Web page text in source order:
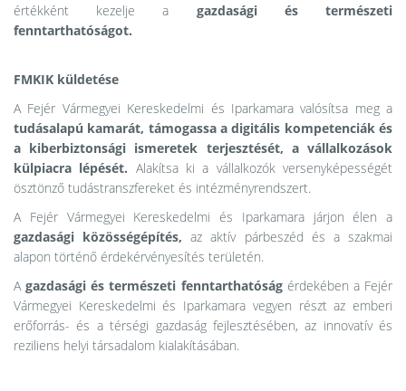
értékként kezelje a gazdasági és természeti
fenntarthatóságot.
FMKIK küldetése
A Fejér Vármegyei Kereskedelmi és Iparkamara valósítsa meg a
tudásalapú kamarát, támogassa a digitális kompetenciák és
a kiberbiztonsági ismeretek terjesztését, a vállalkozások
külpiacra lépését. Alakítsa ki a vállalkozók versenyképességét
ösztönző tudástranszfereket és intézményrendszert.
A Fejér Vármegyei Kereskedelmi és Iparkamara járjon élen a
gazdasági közösségépítés,az aktív párbeszéd és a szakmai
alapon történő érdekérvényesítés területén.
Agazdasági és természeti fenntarthatóságérdekében a Fejér
Vármegyei Kereskedelmi és Iparkamara vegyen részt az emberi
erőforrás- és a térségi gazdaság fejlesztésében, az innovatív és
reziliens helyi társadalom kialakításában.